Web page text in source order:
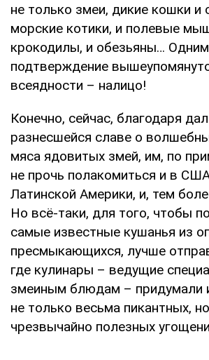
не только змеи, дикие кошки и
морские котики, и полевые
крокодилы, и обезьяны…
подтверждение
всеядности – налицо!
Конечно, сейчас, благодаря
разнесшейся славе о
мяса ядовитых змей, им, по
не прочь полакомиться и в
Латинской Америки, и, тем
Но всё-таки, для того, чтобы
самые известные кушанья из
пресмыкающихся, лучше
где кулинары – ведущие
змеиным блюдам – придумали
не только весьма пикантных,
чрезвычайно полезных